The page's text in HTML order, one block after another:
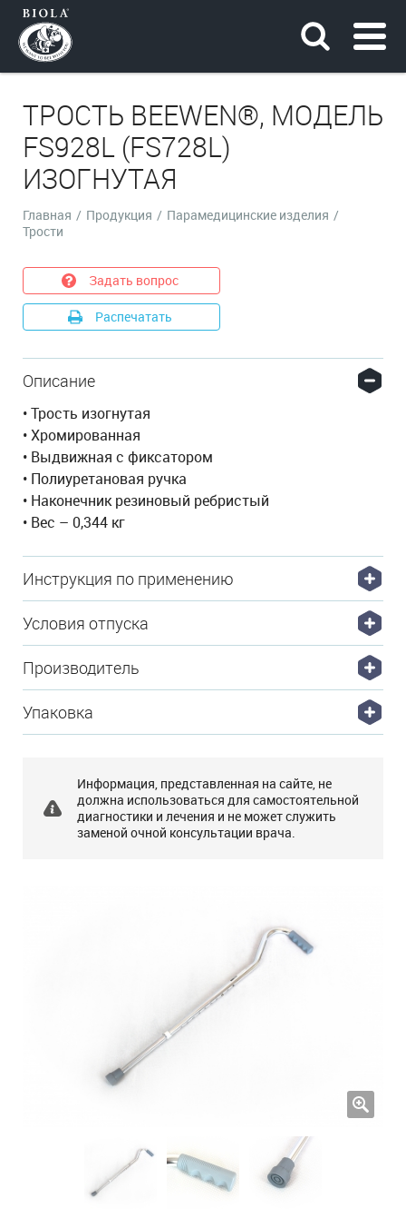
ТРОСТЬ BEEWEN®, МОДЕЛЬ
FS928L (FS728L)
ИЗОГНУТАЯ
Главная / Продукция / Парамедицинские изделия /
Трости
Задать вопрос
Распечатать
Описание
• Трость изогнутая
• Хромированная
• Выдвижная с фиксатором
• Полиуретановая ручка
• Наконечник резиновый ребристый
• Вес – 0,344 кг
Инструкция по применению
Условия отпуска
Производитель
Упаковка
Информация, представленная на сайте, не
должна использоваться для самостоятельной
диагностики и лечения и не может служить
заменой очной консультации врача.